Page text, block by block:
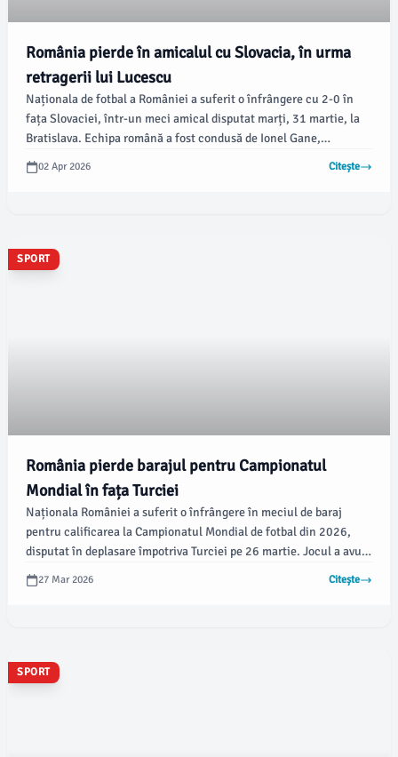
România pierde în amicalul cu Slovacia, în urma
retragerii lui Lucescu
Naționala de fotbal a României a suferit o înfrângere cu 2-0 în
fața Slovaciei, într-un meci amical disputat marți, 31 martie, la
Bratislava. Echipa română a fost condusă de Ionel Gane,
antrenorul secund, în contextul retragerii selecționerului Mircea
Lucescu, care a anunțat acest pas din cauza problemelor de
02 Apr 2026 Citește
SPORT
România pierde barajul pentru Campionatul
Mondial în fața Turciei
Naționala României a suferit o înfrângere în meciul de baraj
pentru calificarea la Campionatul Mondial de fotbal din 2026,
disputat în deplasare împotriva Turciei pe 26 martie. Jocul a avut
loc pe Stadionul „Beșiktaș” din Istanbul, unde echipa gazdă s-a
impus cu 1-0, conform radiomures.ro.
27 Mar 2026 Citește
SPORT